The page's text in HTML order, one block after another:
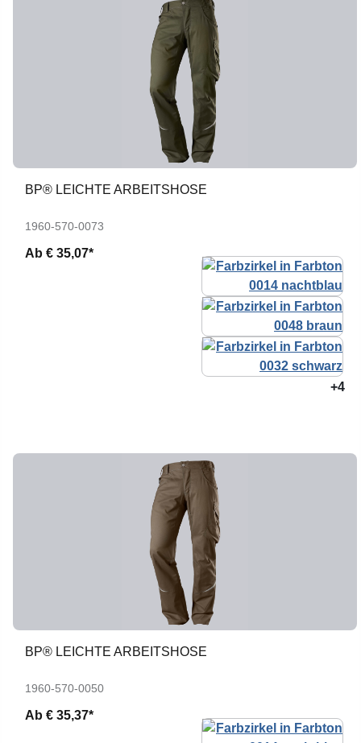
BP® LEICHTE ARBEITSHOSE
1960-570-0073
Ab € 35,07*
+4
BP® LEICHTE ARBEITSHOSE
1960-570-0050
Ab € 35,37*